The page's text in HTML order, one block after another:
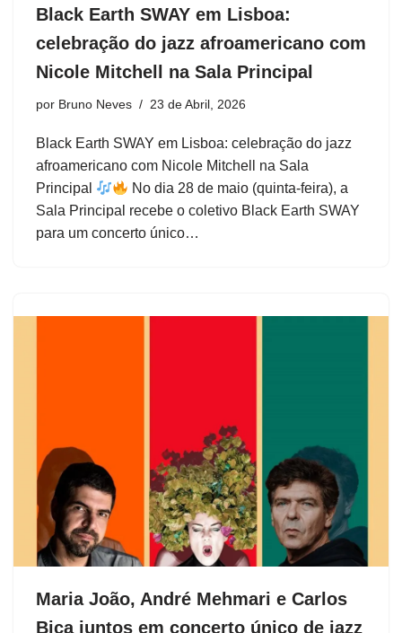
Black Earth SWAY em Lisboa:
celebração do jazz afroamericano com
Nicole Mitchell na Sala Principal
por Bruno Neves 23 de Abril, 2026
Black Earth SWAY em Lisboa: celebração do jazz
afroamericano com Nicole Mitchell na Sala
Principal
No dia 28 de maio (quinta-feira), a
Sala Principal recebe o coletivo Black Earth SWAY
para um concerto único…
Maria João, André Mehmari e Carlos
Bica juntos em concerto único de jazz